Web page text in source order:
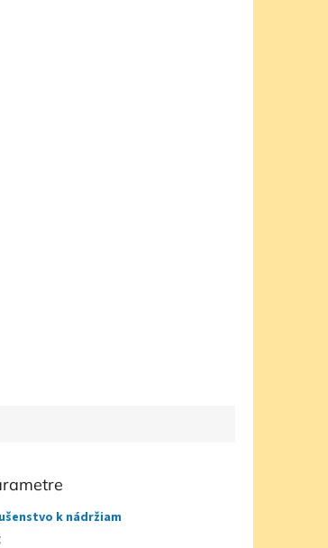
k nádržiam